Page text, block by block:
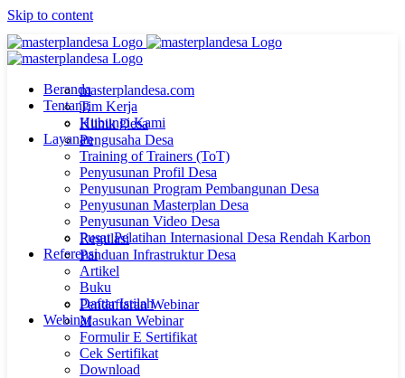
Skip to content
Beranda
Tentang
masterplandesa.com
Tim Kerja
Hubungi Kami
Layanan
Klinik Desa
Pengusaha Desa
Training of Trainers (ToT)
Penyusunan Profil Desa
Penyusunan Program Pembangunan Desa
Penyusunan Masterplan Desa
Penyusunan Video Desa
Pusat Pelatihan Internasional Desa Rendah Karbon
Referensi
Regulasi
Panduan Infrastruktur Desa
Artikel
Buku
Daftar Istilah
Webinar
Pendaftaran Webinar
Masukan Webinar
Formulir E Sertifikat
Cek Sertifikat
Download